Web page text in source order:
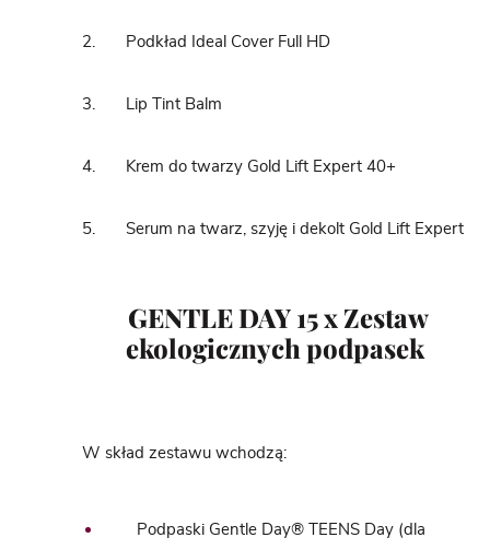
2. Podkład Ideal Cover Full HD
3. Lip Tint Balm
4. Krem do twarzy Gold Lift Expert 40+
5. Serum na twarz, szyję i dekolt Gold Lift Expert​
GENTLE DAY15 x Zestaw
ekologicznych podpasek
W skład zestawu wchodzą:
Podpaski Gentle Day® TEENS Day (dla